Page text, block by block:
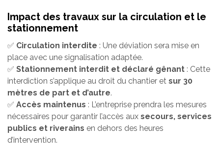
Impact des travaux sur la circulation et le
stationnement
✅ Circulation interdite : Une déviation sera mise en
place avec une signalisation adaptée.
✅ Stationnement interdit et déclaré gênant : Cette
interdiction s’applique au droit du chantier et sur 30
mètres de part et d’autre.
✅ Accès maintenus : L’entreprise prendra les mesures
nécessaires pour garantir l’accès aux secours, services
publics et riverains en dehors des heures
d’intervention.